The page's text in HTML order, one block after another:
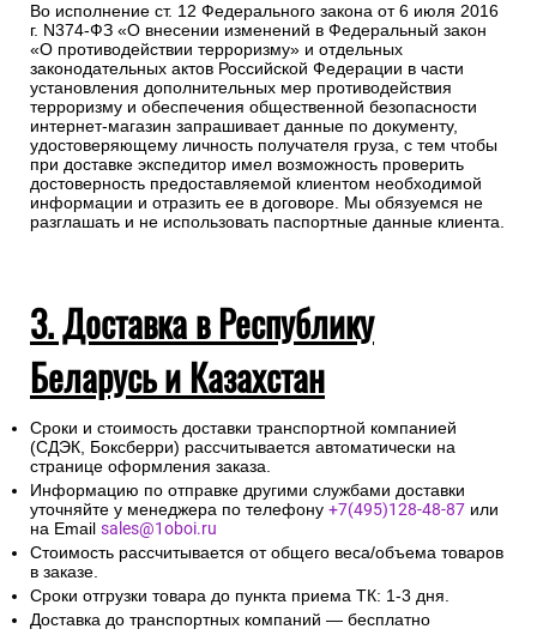
Во исполнение ст. 12 Федерального закона от 6 июля 2016
г. N374-ФЗ «О внесении изменений в Федеральный закон
«О противодействии терроризму» и отдельных
законодательных актов Российской Федерации в части
установления дополнительных мер противодействия
терроризму и обеспечения общественной безопасности
интернет-магазин запрашивает данные по документу,
удостоверяющему личность получателя груза, с тем чтобы
при доставке экспедитор имел возможность проверить
достоверность предоставляемой клиентом необходимой
информации и отразить ее в договоре. Мы обязуемся не
разглашать и не использовать паспортные данные клиента.
3. Доставка в Республику
Беларусь и Казахстан
Сроки и стоимость доставки транспортной компанией
(СДЭК, Боксберри) рассчитывается автоматически на
странице оформления заказа.
Информацию по отправке другими службами доставки
уточняйте у менеджера по телефону +7(495)128-48-87 или
на Email sales@1oboi.ru
Стоимость рассчитывается от общего веса/объема товаров
в заказе.
Сроки отгрузки товара до пункта приема ТК: 1-3 дня.
Доставка до транспортных компаний — бесплатно